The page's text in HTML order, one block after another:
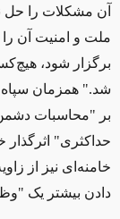
آن مشکلات را حل
ملت و امنیت آن را
برگزار شود،‌
شد." همزمان سپاه
بر "محاسبات دشمن"
حداکثری" اثرگذار
خامنه‌ای نیز از
دادن بیشتر یک